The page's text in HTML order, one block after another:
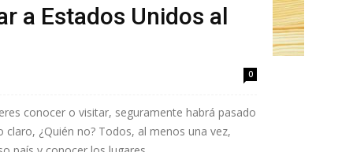
a Estados Unidos al
0
conocer o visitar, seguramente habrá pasado
¿Quién no? Todos, al menos una vez,